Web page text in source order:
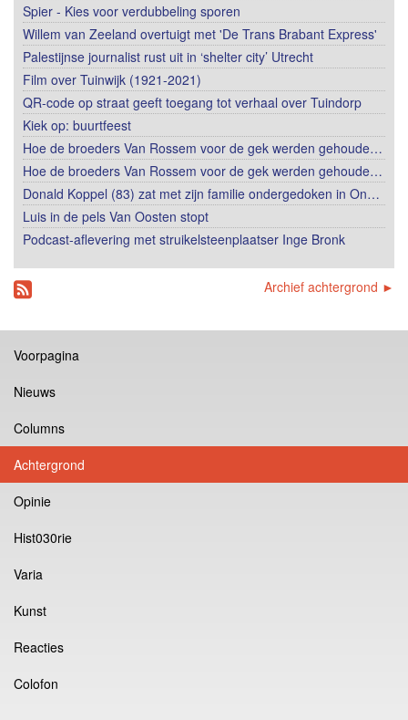
Spier - Kies voor verdubbeling sporen
Willem van Zeeland overtuigt met 'De Trans Brabant Express'
Palestijnse journalist rust uit in ‘shelter city’ Utrecht
Film over Tuinwijk (1921-2021)
QR-code op straat geeft toegang tot verhaal over Tuindorp
Kiek op: buurtfeest
Hoe de broeders Van Rossem voor de gek werden gehoude…
Hoe de broeders Van Rossem voor de gek werden gehoude…
Donald Koppel (83) zat met zijn familie ondergedoken in On…
Luis in de pels Van Oosten stopt
Podcast-aflevering met struikelsteenplaatser Inge Bronk
Archief achtergrond ►
Voorpagina
Nieuws
Columns
Achtergrond
Opinie
Hist030rie
Varia
Kunst
Reacties
Colofon